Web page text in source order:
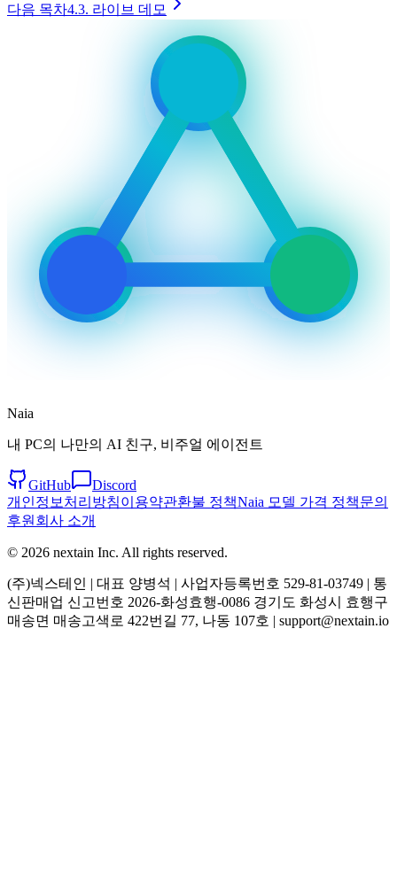
다음 목차4.3. 라이브 데모
Naia
내 PC의 나만의 AI 친구, 비주얼 에이전트
GitHub
Discord
개인정보처리방침이용약관환불 정책Naia 모델 가격 정책문의
후원 회사 소개
© 2026 nextain Inc. All rights reserved.
(주)넥스테인 | 대표 양병석 | 사업자등록번호 529-81-03749 | 통
신판매업 신고번호 2026-화성효행-0086 경기도 화성시 효행구
매송면 매송고색로 422번길 77, 나동 107호 | support@nextain.io